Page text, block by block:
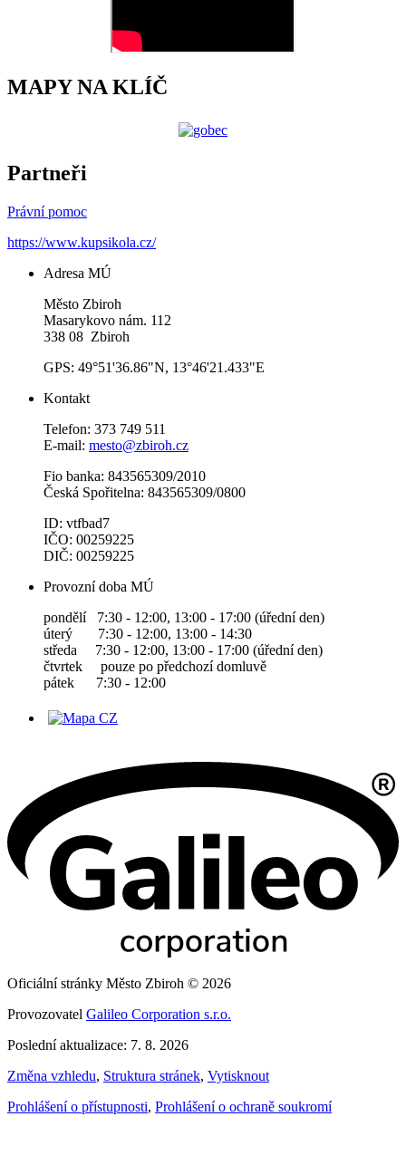
MAPY NA KLÍČ
Partneři
Právní pomoc
https://www.kupsikola.cz/
Adresa MÚ
Město Zbiroh
Masarykovo nám. 112
338 08 Zbiroh
GPS: 49°51'36.86"N, 13°46'21.433"E
Kontakt
Telefon: 373 749 511
E-mail: mesto@zbiroh.cz
Fio banka: 843565309/2010
Česká Spořitelna: 843565309/0800
ID: vtfbad7
IČO: 00259225
DIČ: 00259225
Provozní doba MÚ
pondělí 7:30 - 12:00, 13:00 - 17:00 (úřední den)
úterý 7:30 - 12:00, 13:00 - 14:30
středa 7:30 - 12:00, 13:00 - 17:00 (úřední den)
čtvrtek pouze po předchozí domluvě
pátek 7:30 - 12:00
Oficiální stránky Město Zbiroh © 2026
Provozovatel Galileo Corporation s.r.o.
Poslední aktualizace: 7. 8. 2026
Změna vzhledu, Struktura stránek, Vytisknout
Prohlášení o přístupnosti, Prohlášení o ochraně soukromí